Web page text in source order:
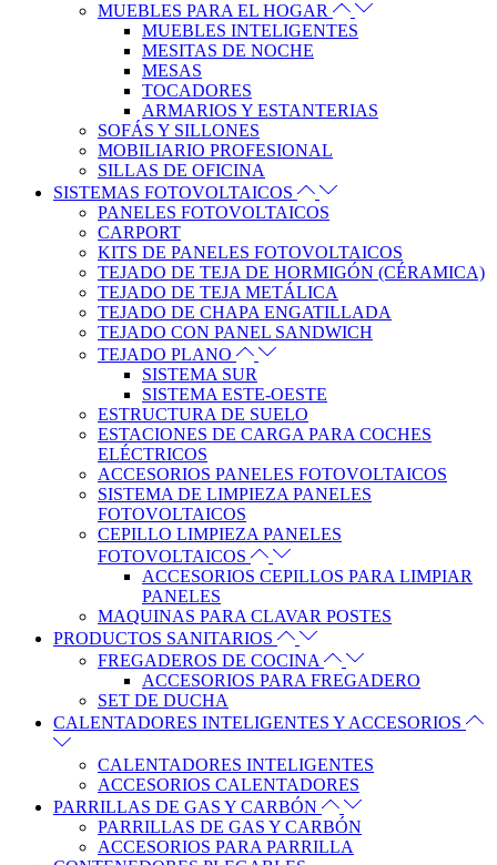
MUEBLES PARA EL HOGAR
MUEBLES INTELIGENTES
MESITAS DE NOCHE
MESAS
TOCADORES
ARMARIOS Y ESTANTERIAS
SOFÁS Y SILLONES
MOBILIARIO PROFESIONAL
SILLAS DE OFICINA
SISTEMAS FOTOVOLTAICOS
PANELES FOTOVOLTAICOS
CARPORT
KITS DE PANELES FOTOVOLTAICOS
TEJADO DE TEJA DE HORMIGÓN (CÉRAMICA)
TEJADO DE TEJA METÁLICA
TEJADO DE CHAPA ENGATILLADA
TEJADO CON PANEL SANDWICH
TEJADO PLANO
SISTEMA SUR
SISTEMA ESTE-OESTE
ESTRUCTURA DE SUELO
ESTACIONES DE CARGA PARA COCHES
ELÉCTRICOS
ACCESORIOS PANELES FOTOVOLTAICOS
SISTEMA DE LIMPIEZA PANELES
FOTOVOLTAICOS
CEPILLO LIMPIEZA PANELES
FOTOVOLTAICOS
ACCESORIOS CEPILLOS PARA LIMPIAR
PANELES
MAQUINAS PARA CLAVAR POSTES
PRODUCTOS SANITARIOS
FREGADEROS DE COCINA
ACCESORIOS PARA FREGADERO
SET DE DUCHA
CALENTADORES INTELIGENTES Y ACCESORIOS
CALENTADORES INTELIGENTES
ACCESORIOS CALENTADORES
PARRILLAS DE GAS Y CARBÓN
PARRILLAS DE GAS Y CARBÓN
ACCESORIOS PARA PARRILLA